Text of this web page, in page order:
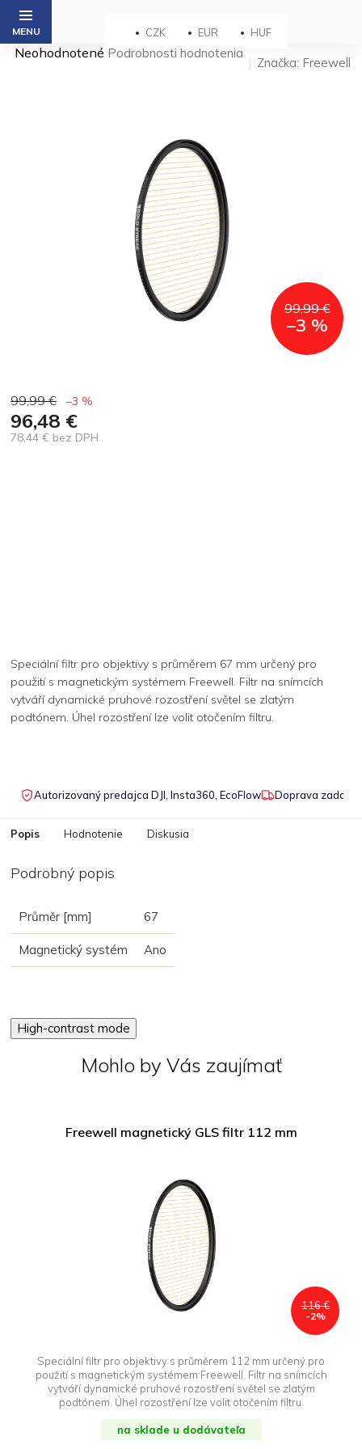
Prejsť
obsah
CZK EUR HUF
Priemerné
Neohodnotené Podrobnosti hodnotenia
Značka: Freewell
99,99 €
–3 %
99,99 € –3 %
96,48 €
78,44 € bez DPH
Speciální filtr pro objektivy s průměrem 67 mm určený pro
použití s magnetickým systémem Freewell. Filtr na snímcích
vytváří dynamické pruhové rozostření světel se zlatým
podtónem. Úhel rozostření lze volit otočením filtru.
Autorizovaný predajca DJI, Insta360, EcoFlow Doprava
Popis Hodnotenie Diskusia
Podrobný popis
Průměr [mm] 67
Magnetický systém Ano
High-contrast mode
Mohlo by Vás zaujímať
Freewell magnetický GLS filtr 112 mm
116 €
-2%
Speciální filtr pro objektivy s průměrem 112 mm určený pro
použití s magnetickým systémem Freewell. Filtr na snímcích
vytváří dynamické pruhové rozostření světel se zlatým
podtónem. Úhel rozostření lze volit otočením filtru.
na sklade u dodávateľa